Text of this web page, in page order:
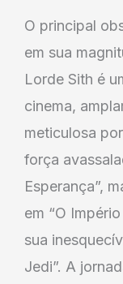
O principal
em sua
Lorde Sith é
cinema,
meticulosa
força
Esperança”,
em “O
sua
Jedi”. A